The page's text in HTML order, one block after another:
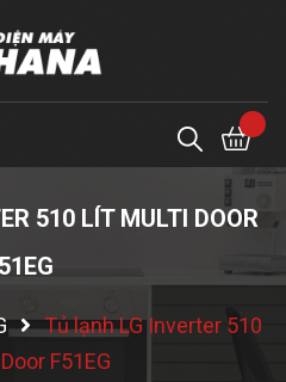
510 LÍT MULTI DOOR
Tủ lạnh LG Inverter 510
F51EG